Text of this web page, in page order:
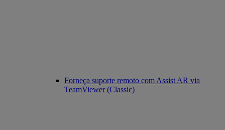
Forneça suporte remoto com Assist AR via
TeamViewer (Classic)